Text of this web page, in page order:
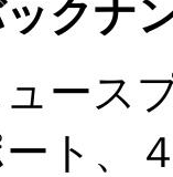
クナ
ース
ト、